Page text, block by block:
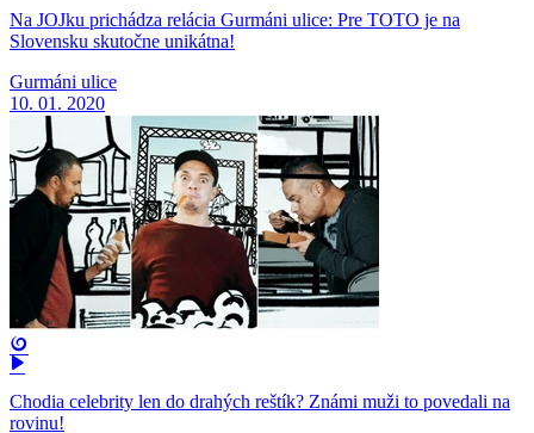
Na JOJku prichádza relácia Gurmáni ulice: Pre TOTO je na
Slovensku skutočne unikátna!
Gurmáni ulice
10. 01. 2020
Chodia celebrity len do drahých reštík? Známi muži to povedali na
rovinu!